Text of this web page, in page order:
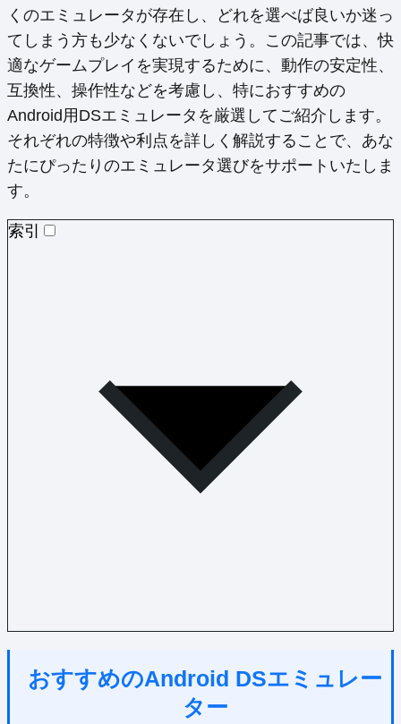
くのエミュレータが存在し、どれを選べば良いか迷っ
てしまう方も少なくないでしょう。この記事では、快
適なゲームプレイを実現するために、動作の安定性、
互換性、操作性などを考慮し、特におすすめの
Android用DSエミュレータを厳選してご紹介します。
それぞれの特徴や利点を詳しく解説することで、あな
たにぴったりのエミュレータ選びをサポートいたしま
す。
索引
おすすめのAndroid DSエミュレー
ター